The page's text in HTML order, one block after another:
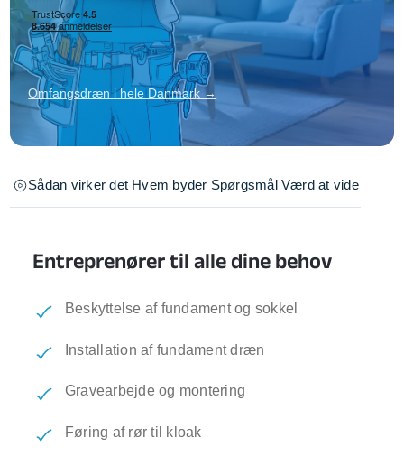
Omfangsdræn i hele Danmark →
Sådan virker det Hvem byder Spørgsmål Værd at vide
Entreprenører til alle dine behov
Beskyttelse af fundament og sokkel
Installation af fundament dræn
Gravearbejde og montering
Føring af rør til kloak